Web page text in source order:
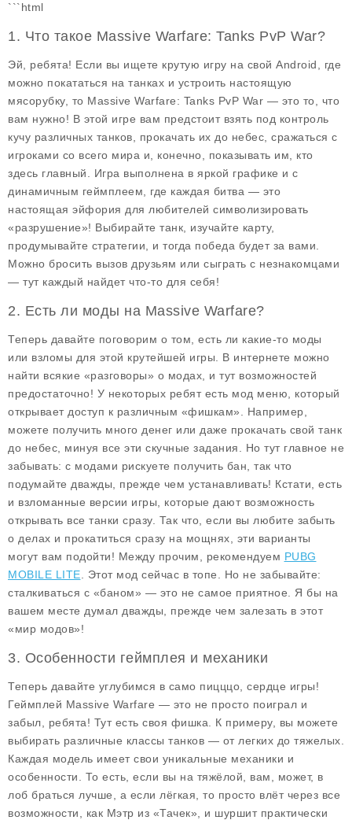
```html
1. Что такое Massive Warfare: Tanks PvP War?
Эй, ребята! Если вы ищете крутую игру на свой Android, где
можно покататься на танках и устроить настоящую
мясорубку, то Massive Warfare: Tanks PvP War — это то, что
вам нужно! В этой игре вам предстоит взять под контроль
кучу различных танков, прокачать их до небес, сражаться с
игроками со всего мира и, конечно, показывать им, кто
здесь главный. Игра выполнена в яркой графике и с
динамичным геймплеем, где каждая битва — это
настоящая эйфория для любителей символизировать
«разрушение»! Выбирайте танк, изучайте карту,
продумывайте стратегии, и тогда победа будет за вами.
Можно бросить вызов друзьям или сыграть с незнакомцами
— тут каждый найдет что-то для себя!
2. Есть ли моды на Massive Warfare?
Теперь давайте поговорим о том, есть ли какие-то моды
или взломы для этой крутейшей игры. В интернете можно
найти всякие «разговоры» о модах, и тут возможностей
предостаточно! У некоторых ребят есть мод меню, который
открывает доступ к различным «фишкам». Например,
можете получить много денег или даже прокачать свой танк
до небес, минуя все эти скучные задания. Но тут главное не
забывать: с модами рискуете получить бан, так что
подумайте дважды, прежде чем устанавливать! Кстати, есть
и взломанные версии игры, которые дают возможность
открывать все танки сразу. Так что, если вы любите забыть
о делах и прокатиться сразу на мощнях, эти варианты
могут вам подойти! Между прочим, рекомендуем PUBG
MOBILE LITE . Этот мод сейчас в топе. Но не забывайте:
сталкиваться с «баном» — это не самое приятное. Я бы на
вашем месте думал дважды, прежде чем залезать в этот
«мир модов»!
3. Особенности геймплея и механики
Теперь давайте углубимся в само пицццо, сердце игры!
Геймплей Massive Warfare — это не просто поиграл и
забыл, ребята! Тут есть своя фишка. К примеру, вы можете
выбирать различные классы танков — от легких до тяжелых.
Каждая модель имеет свои уникальные механики и
особенности. То есть, если вы на тяжёлой, вам, может, в
лоб браться лучше, а если лёгкая, то просто влёт через все
возможности, как Мэтр из «Тачек», и шуршит практически